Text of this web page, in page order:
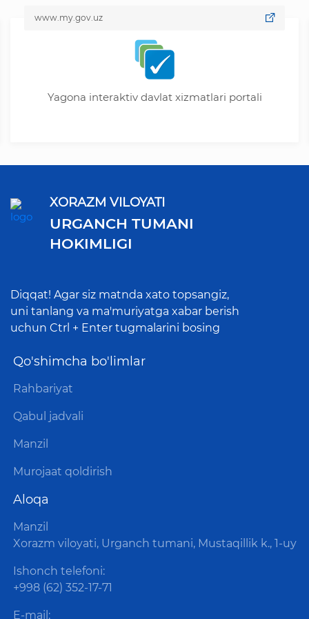
www.my.gov.uz
Yagona interaktiv davlat xizmatlari portali
XORAZM VILOYATI
URGANCH TUMANI
HOKIMLIGI
Diqqat! Agar siz matnda xato topsangiz,
uni tanlang va ma'muriyatga xabar berish
uchun Ctrl + Enter tugmalarini bosing
Qo'shimcha bo'limlar
Rahbariyat
Qabul jadvali
Manzil
Murojaat qoldirish
Aloqa
Manzil
Xorazm viloyati, Urganch tumani, Mustaqillik k., 1-uy
Ishonch telefoni:
+998 (62) 352-17-71
E-mail: